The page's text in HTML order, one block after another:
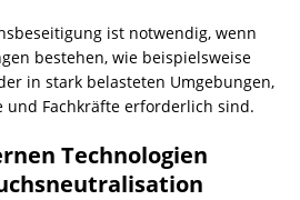
ist notwendig, wenn
bestehen, wie beispielsweise
in stark belasteten Umgebungen,
und Fachkräfte erforderlich sind.
Technologien